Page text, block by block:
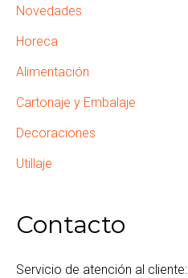
Novedades
Horeca
Alimentación
Cartonaje y Embalaje
Decoraciones
Utillaje
Contacto
Servicio de atención al cliente: